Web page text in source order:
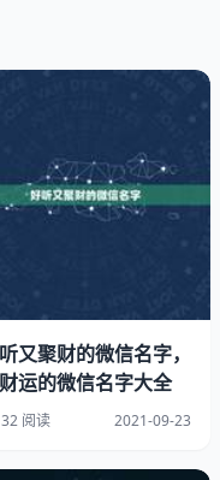
植物
有不错的观赏价值
又聚财的微信名字，
运的微信名字大全
32 阅读 2021-09-23